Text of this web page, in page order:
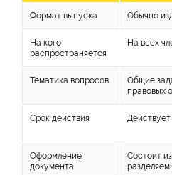
Формат выпуска Обычно
На кого
распространяется
На всех
Тематика вопросов
Общие
правовых
Срок действия
Оформление
документа
Состоит